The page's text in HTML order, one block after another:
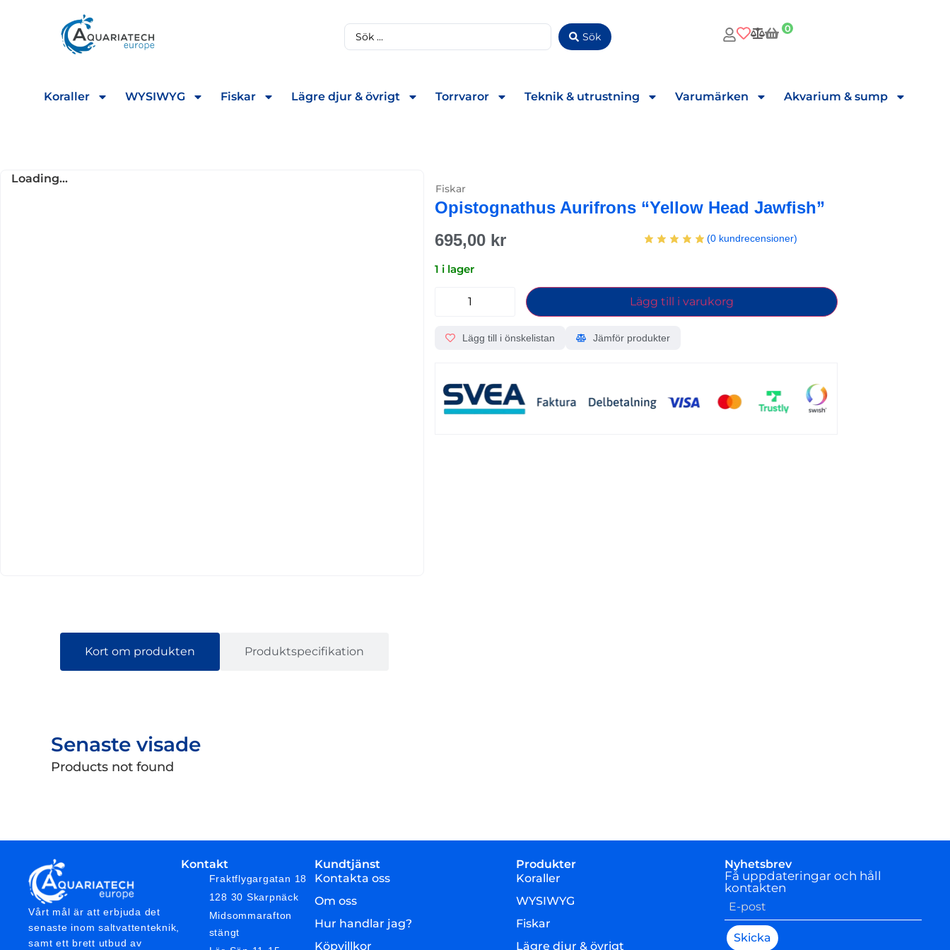
Sök
0
Koraller WYSIWYG Fiskar Lägre djur & övrigt Torrvaror Teknik & utrustning Varumärken Akvarium & sump
Loading...
Fiskar
Opistognathus Aurifrons “Yellow Head Jawfish”
695,00 kr (0 kundrecensioner)
1 i lager
Lägg till i varukorg
Lägg till i önskelistan Jämför produkter
Kort om produkten Produktspecifikation
Senaste visade
Products not found
Vårt mål är att erbjuda det
senaste inom saltvattenteknik,
samt ett brett utbud av
Kontakt
Fraktflygargatan 18
128 30 Skarpnäck
Midsommarafton
stängt
Kundtjänst
Kontakta oss
Om oss
Hur handlar jag?
Köpvillkor
Produkter
Koraller
WYSIWYG
Fiskar
Lägre djur & övrigt
Nyhetsbrev
Få uppdateringar och håll
kontakten
Skicka